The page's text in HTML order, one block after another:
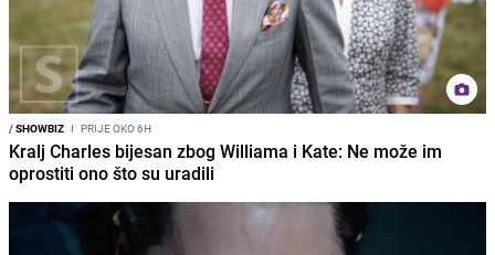
/SHOWBIZ I PRIJE OKO 6H
Kralj Charles bijesan zbog Williama i Kate: Ne može im
oprostiti ono što su uradili